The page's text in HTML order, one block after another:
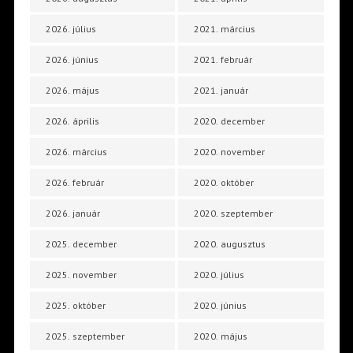
2026. július
2026. június
2026. május
2026. április
2026. március
2026. február
2026. január
2025. december
2025. november
2025. október
2025. szeptember
2021. március
2021. február
2021. január
2020. december
2020. november
2020. október
2020. szeptember
2020. augusztus
2020. július
2020. június
2020. május